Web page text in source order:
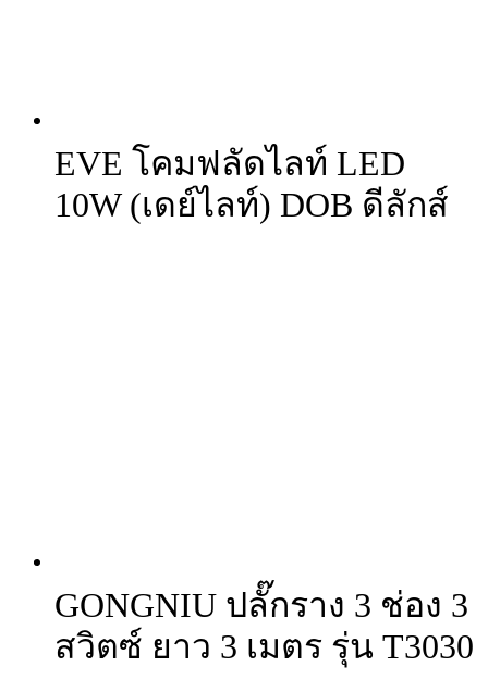
EVE โคมฟลัดไลท์ LED
10W (เดย์ไลท์) DOB ดีลักส์
GONGNIU ปลั๊กราง 3 ช่อง 3
สวิตซ์ ยาว 3 เมตร รุ่น T3030